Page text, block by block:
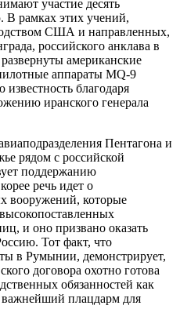
участие десять
В рамках этих учений,
США и направленных,
российского анклава в
американские
аппараты MQ-9
благодаря
иранского генерала
Пентагона и
рядом с российской
поддержанию
речь идет о
вооружений, которые
и оно призвано оказать
Тот факт, что
в Румынии, демонстрирует,
договора охотно готова
обязанностей как
плацдарм для